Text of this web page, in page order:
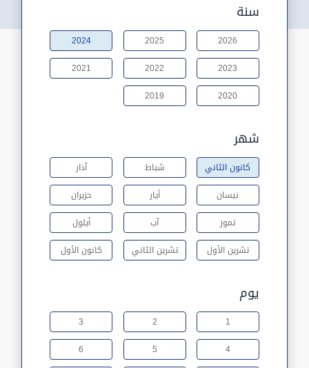
سنة
2026
2025
2024
2023
2022
2021
2020
2019
شهر
كانون الثاني شباط
آذار
نيسان
أيار
حزيران
تموز
آب
أيلول
تشرين الأول
تشرين الثاني كانون الأول
يوم
1
2
3
4
5
6